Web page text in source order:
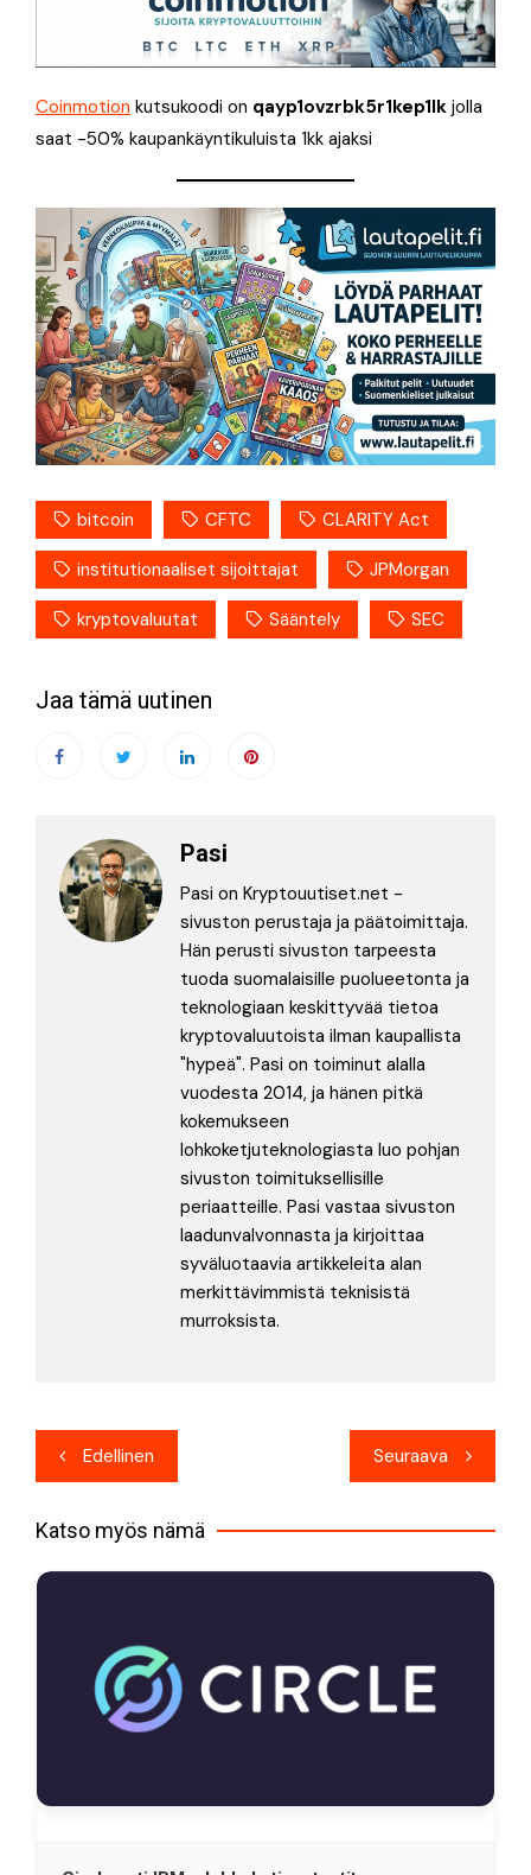
Coinmotion kutsukoodi on qayp1ovzrbk5r1kep1lk jolla
saat -50% kaupankäyntikuluista 1kk ajaksi
bitcoin CFTC CLARITY Act
institutionaaliset sijoittajat JPMorgan
kryptovaluutat Sääntely SEC
Jaa tämä uutinen
Pasi
Pasi on Kryptouutiset.net -
sivuston perustaja ja päätoimittaja.
Hän perusti sivuston tarpeesta
tuoda suomalaisille puolueetonta ja
teknologiaan keskittyvää tietoa
kryptovaluutoista ilman kaupallista
"hypeä". Pasi on toiminut alalla
vuodesta 2014, ja hänen pitkä
kokemukseen
lohkoketjuteknologiasta luo pohjan
sivuston toimituksellisille
periaatteille. Pasi vastaa sivuston
laadunvalvonnasta ja kirjoittaa
syväluotaavia artikkeleita alan
merkittävimmistä teknisistä
murroksista.
Artikkelien
selaus
Edellinen Seuraava
Katso myös nämä